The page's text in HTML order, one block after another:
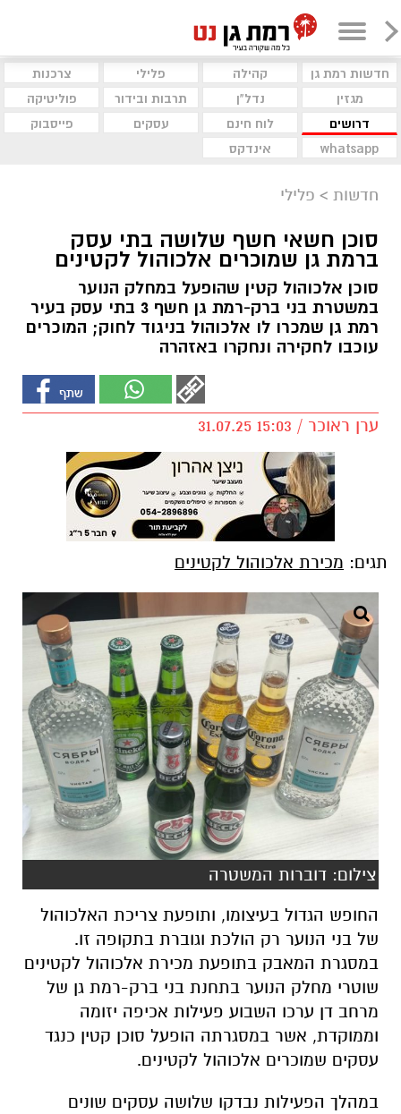
חדשות רמת גן קהילה פלילי
צרכנות
מגזין
נדל"ן תרבות ובידור
פוליטיקה
דרושים
לוח חינם עסקים
פייסבוק
whatsapp
אינדקס
חדשות > פלילי
סוכן חשאי חשף שלושה בתי עסק
ברמת גן שמוכרים אלכוהול לקטינים
סוכן אלכוהול קטין שהופעל במחלק הנוער
במשטרת בני ברק-רמת גן חשף 3 בתי עסק בעיר
רמת גן שמכרו לו אלכוהול בניגוד לחוק; המוכרים
עוכבו לחקירה ונחקרו באזהרה
ערן ראוכר / 15:03 31.07.25
תגים: מכירת אלכוהול לקטינים
צילום: דוברות המשטרה
החופש הגדול בעיצומו, ותופעת צריכת האלכוהול
של בני הנוער רק הולכת וגוברת בתקופה זו.
במסגרת המאבק בתופעת מכירת אלכוהול לקטינים
שוטרי מחלק הנוער בתחנת בני ברק-רמת גן של
מרחב דן ערכו השבוע פעילות אכיפה יזומה
וממוקדת, אשר במסגרתה הופעל סוכן קטין כנגד
עסקים שמוכרים אלכוהול לקטינים.
במהלך הפעילות נבדקו שלושה עסקים שונים